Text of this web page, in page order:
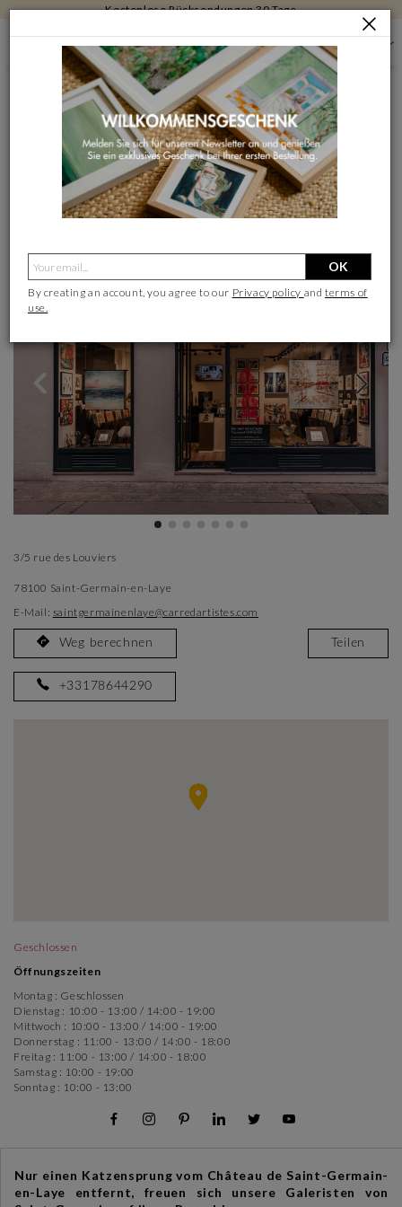
Kostenlose Rücksendungen 30 Tage
GALERIEN FÜR ZEITGENÖSSISCHE KUNST
YVELINES
KUNSTGALERIE CARRÉ D'ARTISTES SAINT-GERMAIN-EN-LAYE
KUNSTGALERIE CARRÉ D'ARTISTES SAINT-
GERMAIN-EN-LAYE
Als meine Lieblingsgalerie auswählen
3/5 rue des Louviers
78100 Saint-Germain-en-Laye
E-Mail: saintgermainenlaye@carredartistes.com
Weg berechnen Teilen
+33178644290
Geschlossen
Öffnungszeiten
Montag : Geschlossen
Dienstag : 10:00 - 13:00 / 14:00 - 19:00
Mittwoch : 10:00 - 13:00 / 14:00 - 19:00
Donnerstag : 11:00 - 13:00/ 14:00 - 18:00
Freitag : 11:00 - 13:00/ 14:00 - 18:00
Samstag : 10:00 - 19:00
Sonntag : 10:00 - 13:00
Nur einen Katzensprung vom Château de Saint-Germain-
en-Laye entfernt, freuen sich unsere Galeristen von
OK
By creating an account, you agree to our Privacy policy andterms of
use.